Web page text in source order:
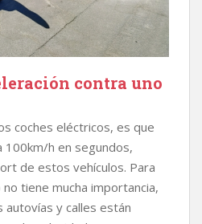
contra uno
coches eléctricos, es que
100km/h en segundos,
de estos vehículos. Para
tiene mucha importancia,
autovías y calles están